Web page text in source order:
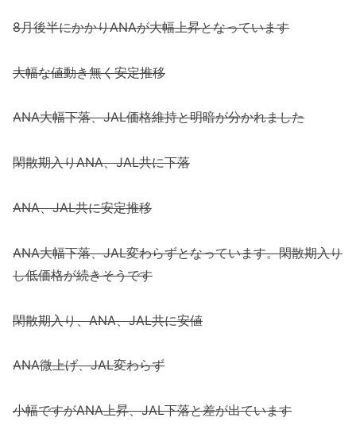
8月後半にかかりANAが大幅上昇となっています
大幅な値動き無く安定推移
ANA大幅下落、JAL価格維持と明暗が分かれました
閑散期入りANA、JAL共に下落
ANA、JAL共に安定推移
ANA大幅下落、JAL変わらずとなっています。閑散期入り
し低価格が続きそうです
閑散期入り、ANA、JAL共に安値
ANA微上げ、JAL変わらず
小幅ですがANA上昇、JAL下落と差が出ています